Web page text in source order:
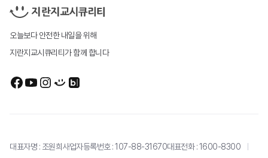
문의
오늘보다 안전한 내일을 위해
지란지교시큐리티가 함께 합니다
대표자명 : 조원희사업자등록번호 : 107-88-31670대표전화 :1600-8300